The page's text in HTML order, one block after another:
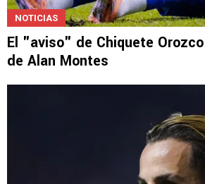
NOTICIAS
El "aviso" de Chiquete
de Alan Montes